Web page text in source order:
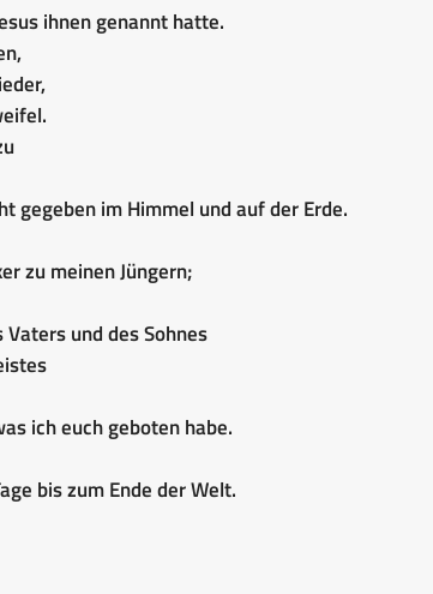
ihnen genannt hatte.
gegeben im Himmel und auf der Erde.
zu meinen Jüngern;
und des Sohnes
ich euch geboten habe.
bis zum Ende der Welt.